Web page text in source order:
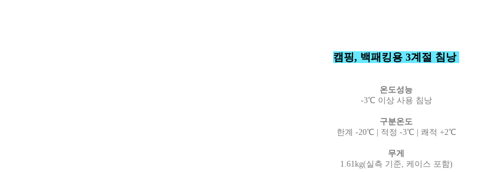
캠핑, 백패킹용 3계절 침낭
온도성능
-3℃ 이상 사용 침낭
구분온도
한계 -20℃ | 적정 -3℃ | 쾌적 +2℃
무게
1.61kg(실측 기준, 케이스 포함)